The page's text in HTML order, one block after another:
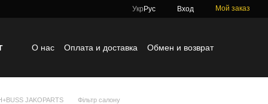
Укр Рус Вход Мой заказ
О нас Оплата и доставка
Обмен и возврат
JAKOPARTS Фільтр салону